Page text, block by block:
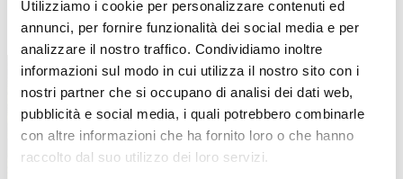
Utilizziamo i cookie per personalizzare contenuti ed
annunci, per fornire funzionalità dei social media e per
analizzare il nostro traffico. Condividiamo inoltre
informazioni sul modo in cui utilizza il nostro sito con i
nostri partner che si occupano di analisi dei dati web,
pubblicità e social media, i quali potrebbero combinarle
con altre informazioni che ha fornito loro o che hanno
raccolto dal suo utilizzo dei loro servizi.
TUTTE LE CATEGORIE DEL MAGAZINE